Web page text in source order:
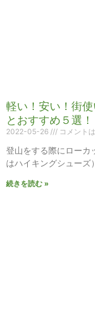
軽い！安い！街
とおすすめ５選！
2022-05-26 コメント
登山をする際にローカ
はハイキングシューズ
続きを読む »